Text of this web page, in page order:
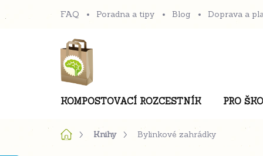
na
FAQ Poradna a tipy Blog Doprava a
KOMPOSTOVACÍ ROZCESTNÍK PRO
DomůKnihy Bylinkové zahrádky